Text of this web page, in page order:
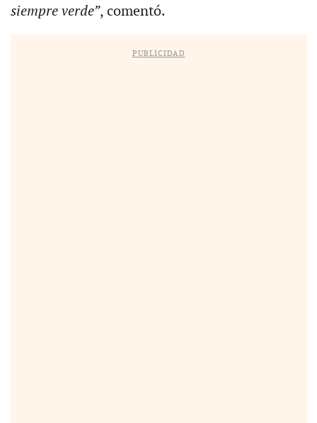
siempre verde”, comentó.
PUBLICIDAD